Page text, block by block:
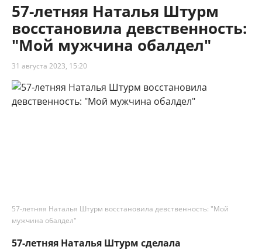
57-летняя Наталья Штурм
восстановила девственность:
"Мой мужчина обалдел"
31 августа 2023, 15:20
57-летняя Наталья Штурм восстановила девственность: "Мой
мужчина обалдел"
57-летняя Наталья Штурм сделала